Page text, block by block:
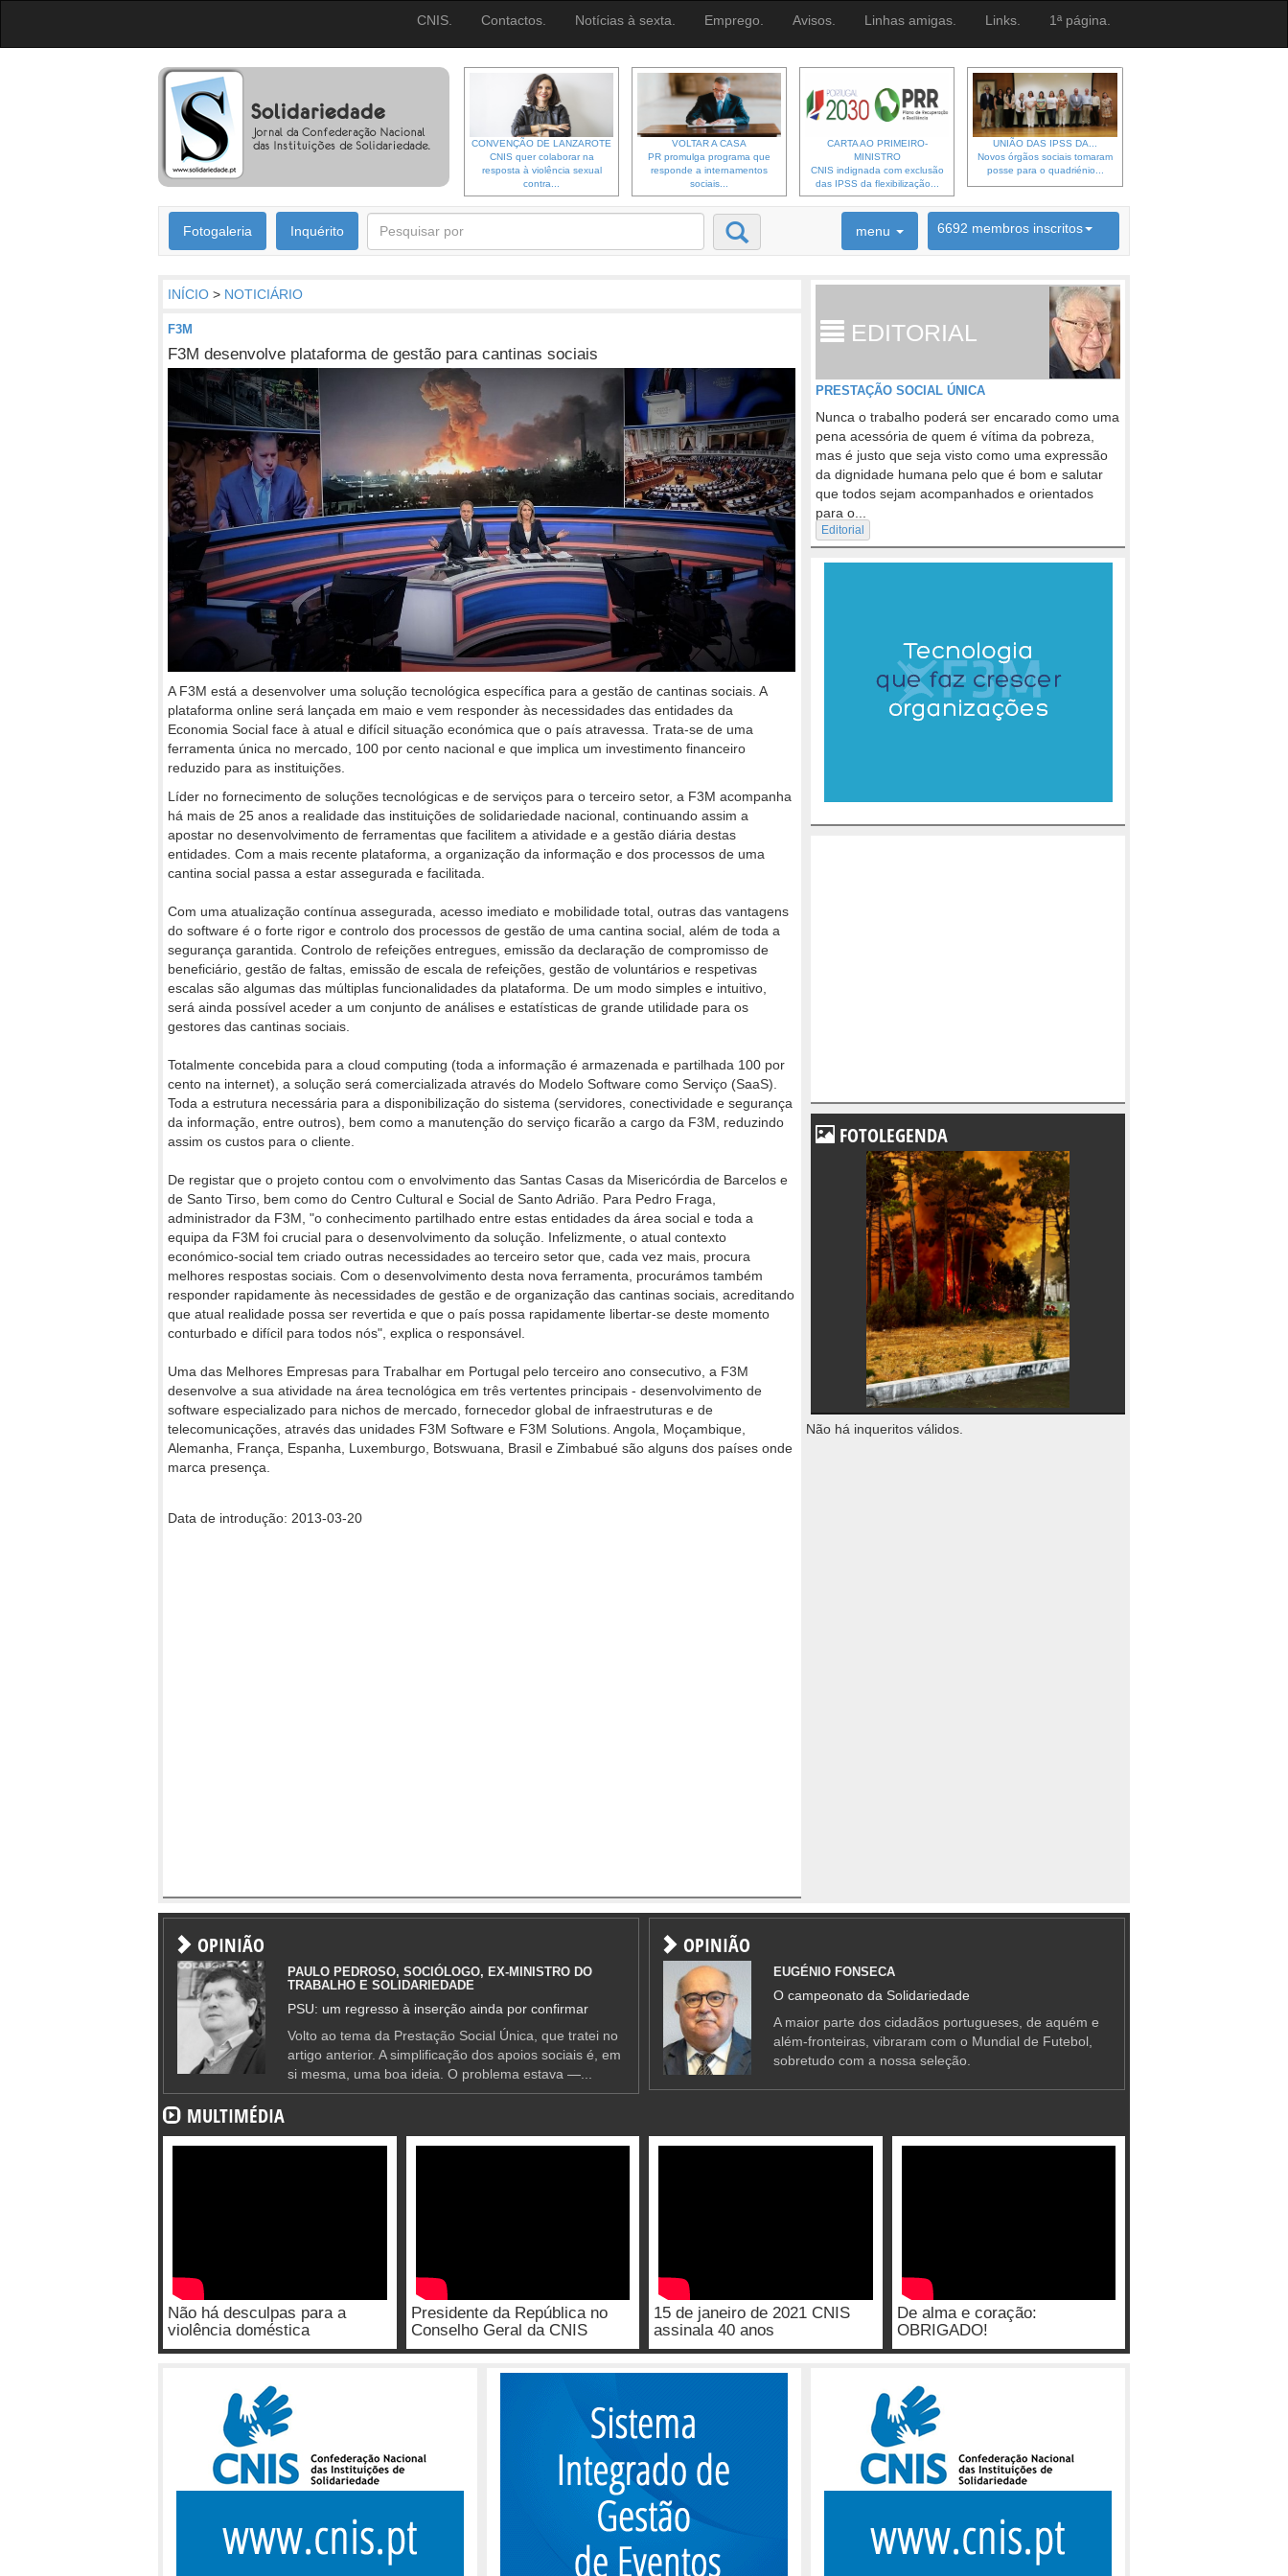
CNIS. Contactos. Notícias à sexta. Emprego. Avisos. Linhas amigas. Links. 1ª página.
CONVENÇÃO DE LANZAROTE
CNIS quer colaborar na
resposta à violência sexual
contra...
VOLTAR A CASA
PR promulga programa que
responde a internamentos
sociais...
CARTA AO PRIMEIRO-
MINISTRO
CNIS indignada com exclusão
das IPSS da flexibilização...
UNIÃO DAS IPSS DA...
Novos órgãos sociais tomaram
posse para o quadriénio...
Fotogaleria Inquérito menu 6692 membros inscritos
INÍCIO > NOTICIÁRIO
F3M
F3M desenvolve plataforma de gestão para cantinas sociais
A F3M está a desenvolver uma solução tecnológica específica para a gestão de cantinas sociais. A
plataforma online será lançada em maio e vem responder às necessidades das entidades da
Economia Social face à atual e difícil situação económica que o país atravessa. Trata-se de uma
ferramenta única no mercado, 100 por cento nacional e que implica um investimento financeiro
reduzido para as instituições.
Líder no fornecimento de soluções tecnológicas e de serviços para o terceiro setor, a F3M acompanha
há mais de 25 anos a realidade das instituições de solidariedade nacional, continuando assim a
apostar no desenvolvimento de ferramentas que facilitem a atividade e a gestão diária destas
entidades. Com a mais recente plataforma, a organização da informação e dos processos de uma
cantina social passa a estar assegurada e facilitada.
Com uma atualização contínua assegurada, acesso imediato e mobilidade total, outras das vantagens
do software é o forte rigor e controlo dos processos de gestão de uma cantina social, além de toda a
segurança garantida. Controlo de refeições entregues, emissão da declaração de compromisso de
beneficiário, gestão de faltas, emissão de escala de refeições, gestão de voluntários e respetivas
escalas são algumas das múltiplas funcionalidades da plataforma. De um modo simples e intuitivo,
será ainda possível aceder a um conjunto de análises e estatísticas de grande utilidade para os
gestores das cantinas sociais.
Totalmente concebida para a cloud computing (toda a informação é armazenada e partilhada 100 por
cento na internet), a solução será comercializada através do Modelo Software como Serviço (SaaS).
Toda a estrutura necessária para a disponibilização do sistema (servidores, conectividade e segurança
da informação, entre outros), bem como a manutenção do serviço ficarão a cargo da F3M, reduzindo
assim os custos para o cliente.
De registar que o projeto contou com o envolvimento das Santas Casas da Misericórdia de Barcelos e
de Santo Tirso, bem como do Centro Cultural e Social de Santo Adrião. Para Pedro Fraga,
administrador da F3M, "o conhecimento partilhado entre estas entidades da área social e toda a
equipa da F3M foi crucial para o desenvolvimento da solução. Infelizmente, o atual contexto
económico-social tem criado outras necessidades ao terceiro setor que, cada vez mais, procura
melhores respostas sociais. Com o desenvolvimento desta nova ferramenta, procurámos também
responder rapidamente às necessidades de gestão e de organização das cantinas sociais, acreditando
que atual realidade possa ser revertida e que o país possa rapidamente libertar-se deste momento
conturbado e difícil para todos nós", explica o responsável.
Uma das Melhores Empresas para Trabalhar em Portugal pelo terceiro ano consecutivo, a F3M
desenvolve a sua atividade na área tecnológica em três vertentes principais - desenvolvimento de
software especializado para nichos de mercado, fornecedor global de infraestruturas e de
telecomunicações, através das unidades F3M Software e F3M Solutions. Angola, Moçambique,
Alemanha, França, Espanha, Luxemburgo, Botswuana, Brasil e Zimbabué são alguns dos países onde
marca presença.
Data de introdução: 2013-03-20
EDITORIAL
PRESTAÇÃO SOCIAL ÚNICA
Nunca o trabalho poderá ser encarado como uma
pena acessória de quem é vítima da pobreza,
mas é justo que seja visto como uma expressão
da dignidade humana pelo que é bom e salutar
que todos sejam acompanhados e orientados
para o...
Editorial
FOTOLEGENDA
Não há inqueritos válidos.
OPINIÃO
PAULO PEDROSO, SOCIÓLOGO, EX-MINISTRO DO
TRABALHO E SOLIDARIEDADE
PSU: um regresso à inserção ainda por confirmar
Volto ao tema da Prestação Social Única, que tratei no
artigo anterior. A simplificação dos apoios sociais é, em
si mesma, uma boa ideia. O problema estava —...
OPINIÃO
EUGÉNIO FONSECA
O campeonato da Solidariedade
A maior parte dos cidadãos portugueses, de aquém e
além-fronteiras, vibraram com o Mundial de Futebol,
sobretudo com a nossa seleção.
MULTIMÉDIA
Não há desculpas para a
violência doméstica
Presidente da República no
Conselho Geral da CNIS
15 de janeiro de 2021 CNIS
assinala 40 anos
De alma e coração:
OBRIGADO!